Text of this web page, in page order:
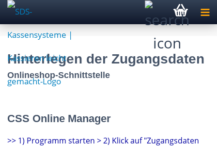
Hinterlegen der Zugangsdaten
Onlineshop-Schnittstelle
CSS Online Manager
>> 1) Programm starten > 2) Klick auf "Zugangsdaten